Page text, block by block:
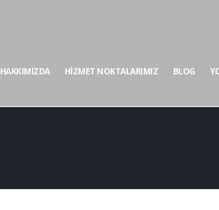
HAKKIMIZDA HIZMET NOKTALARIMIZ BLOG